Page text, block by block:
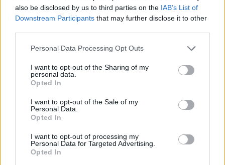
also be disclosed by us to third parties on the IAB’s List of
Downstream Participants that may further disclose it to other
Personal Data Processing Opt Outs
I want to opt-out of the Sharing of my
personal data.
Opted In
I want to opt-out of the Sale of my
Personal Data.
Opted In
I want to opt-out of processing my
Personal Data for Targeted Advertising.
Opted In
nierzetelnego, czyhającego na nowe sensacje,
chcącego za wszelką cenę być pierwszym na
miejscu wydarzenia, bez poszanowania dla
kodeksu etycznego.
Opis balu i jego uczestników jest mocno
przerysowany, wręcz groteskowy
ze sobą wartość dydaktyczną. Poeta punktuje
ich grzechy– pychę, obżarstwo, rozpustę,
w wyjątkowo odrzucający sposób, dając wyraz
jej niemoralności. Cała opera, miasto, a nawet